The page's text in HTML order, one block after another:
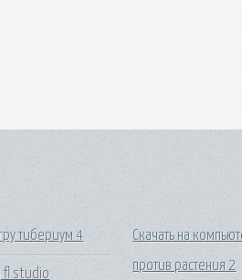
тибериум 4
fl studio
Скачать на
против растения 2